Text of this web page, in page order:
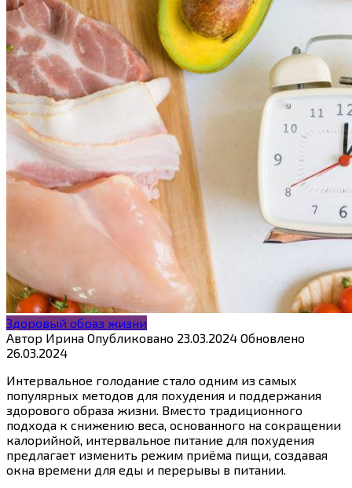
Здоровый образ жизни
Автор Ирина Опубликовано 23.03.2024 Обновлено
26.03.2024
Интервальное голодание стало одним из самых
популярных методов для похудения и поддержания
здорового образа жизни. Вместо традиционного
подхода к снижению веса, основанного на сокращении
калорийной, интервальное питание для похудения
предлагает изменить режим приёма пищи, создавая
окна времени для еды и перерывы в питании.